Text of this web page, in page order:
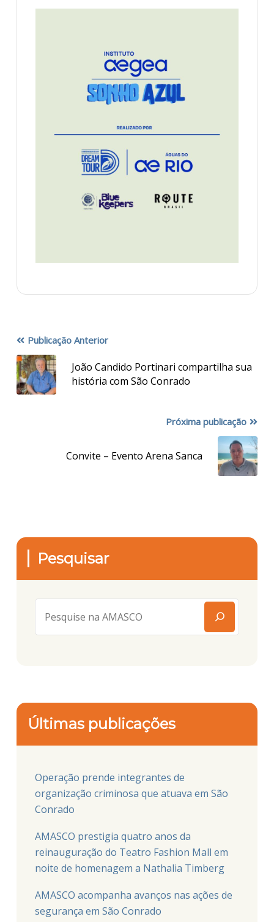
Publicação Anterior
João Candido Portinari compartilha sua
história com São Conrado
Próxima publicação
Convite – Evento Arena Sanca
Pesquisar
Últimas publicações
Operação prende integrantes de
organização criminosa que atuava em São
Conrado
AMASCO prestigia quatro anos da
reinauguração do Teatro Fashion Mall em
noite de homenagem a Nathalia Timberg
AMASCO acompanha avanços nas ações de
segurança em São Conrado